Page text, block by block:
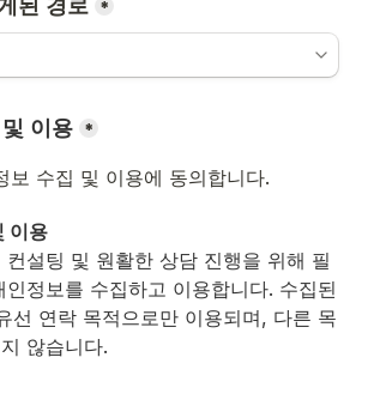
된 경로 *
이용 *
이용
컨설팅 및 원활한 상담 진행을 위해 필
정보를 수집하고 이용합니다. 수집된
선 연락 목적으로만 이용되며, 다른 목
않습니다.